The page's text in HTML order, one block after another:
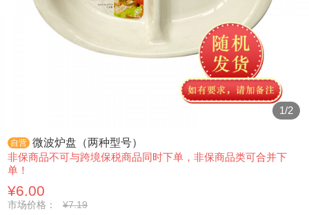
1/2
自营 微波炉盘（两种型号）
非保商品不可与跨境保税商品同时下单，非保商品类可合并下
单！
¥6.00
市场价格：
¥7.19